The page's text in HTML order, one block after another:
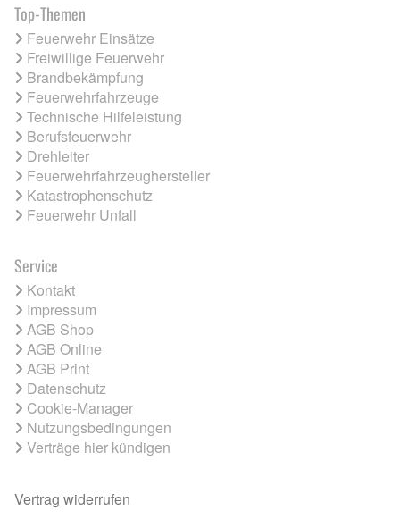
Top-Themen
Feuerwehr Einsätze
Freiwillige Feuerwehr
Brandbekämpfung
Feuerwehrfahrzeuge
Technische Hilfeleistung
Berufsfeuerwehr
Drehleiter
Feuerwehrfahrzeughersteller
Katastrophenschutz
Feuerwehr Unfall
Service
Kontakt
Impressum
AGB Shop
AGB Online
AGB Print
Datenschutz
Cookie-Manager
Nutzungsbedingungen
Verträge hier kündigen
Vertrag widerrufen